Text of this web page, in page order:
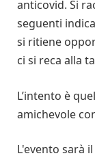
anticovid. Si
seguenti
si ritiene
ci si reca alla
L’intento è
amichevole
L'evento sarà